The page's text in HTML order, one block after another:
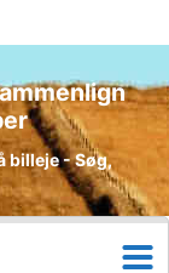
billeje - Søg,